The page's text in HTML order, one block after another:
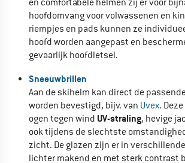
hoofdomvang voor volwassenen en
riempjes en pads kunnen ze
hoofd worden aangepast en
gevaarlijk hoofdletsel.
Sneeuwbrillen
Aan de skihelm kan direct de
worden bevestigd, bijv. van Uvex.
ogen tegen wind UV-straling, hevige
ook tijdens de slechtste
zicht. De glazen zijn er in
lichter makend en met sterk contrast